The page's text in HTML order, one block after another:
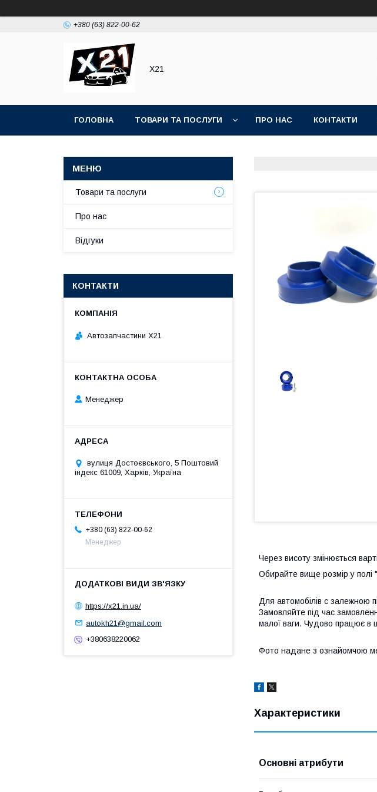
+380 (63) 822-00-62
Х21
ГОЛОВНА ТОВАРИ ТА ПОСЛУГИ ПРО НАС КОНТАКТИ
Через висоту змінюється
Обирайте вище розмір у полі
Для автомобілів с залежною
Замовляйте під час
малої ваги. Чудово працює в
Фото надане з ознайомчою
Характеристики
Основні атрибути
Товари та послуги
Про нас
Відгуки
КОНТАКТИ
Автозапчастини X21
Менеджер
вулиця Достоєвського, 5 Поштовий
індекс 61009, Харків, Україна
+380 (63) 822-00-62
Менеджер
https://x21.in.ua/
autokh21@gmail.com
+380638220062